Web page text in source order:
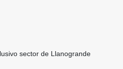
sector de Llanogrande